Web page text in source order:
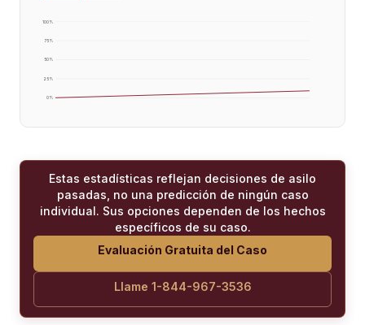
0%
25%
50%
75%
100%
Estas estadísticas reflejan decisiones de asilo
pasadas, no una predicción de ningún caso
individual. Sus opciones dependen de los hechos
específicos de su caso.
Evaluación Gratuita del Caso
Llame 1-844-967-3536